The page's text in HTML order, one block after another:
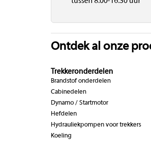
Ontdek al onze
Trekkeronderdelen
Brandstof onderdelen
Cabinedelen
Dynamo / Startmotor
Hefdelen
Hydrauliekpompen voor trekkers
Koeling